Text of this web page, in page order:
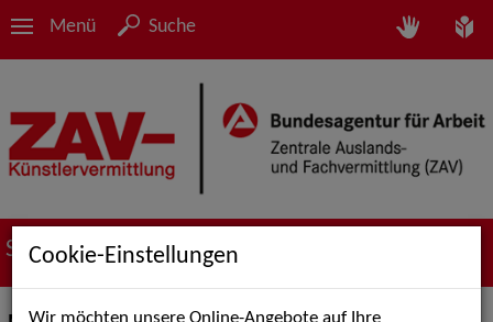
Menü Suche
Suche nach Künstler*innen
Cookie-Einstellungen